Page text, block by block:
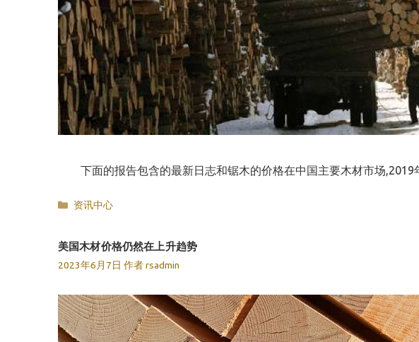
下面的报告包含的最新日志和锯木的价格在中国主要木材市场,2019
分
资讯中心
美国木材价格仍然在上升趋势
2023年6月7日 作者rsadmin